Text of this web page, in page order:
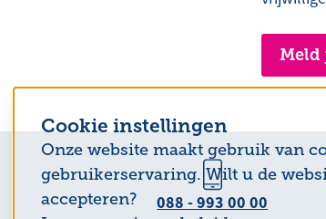
Cookie instellingen
Onze website maakt gebruik van
gebruikerservaring. Wilt u de
accepteren?
Meld
088 - 993 00 00